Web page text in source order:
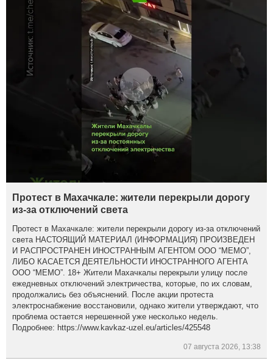
Протест в Махачкале: жители перекрыли дорогу
из-за отключений света
Протест в Махачкале: жители перекрыли дорогу из-за отключений
света НАСТОЯЩИЙ МАТЕРИАЛ (ИНФОРМАЦИЯ) ПРОИЗВЕДЕН
И РАСПРОСТРАНЕН ИНОСТРАННЫМ АГЕНТОМ ООО “МЕМО”,
ЛИБО КАСАЕТСЯ ДЕЯТЕЛЬНОСТИ ИНОСТРАННОГО АГЕНТА
ООО “МЕМО”. 18+ Жители Махачкалы перекрыли улицу после
ежедневных отключений электричества, которые, по их словам,
продолжались без объяснений. После акции протеста
электроснабжение восстановили, однако жители утверждают, что
проблема остается нерешенной уже несколько недель.
Подробнее: https://www.kavkaz-uzel.eu/articles/425548
07 августа 2026, 13:38